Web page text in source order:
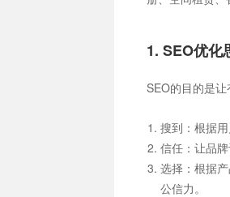
1. SEO优化
SEO的目的是
搜到：根据
信任：让品
选择：根据
公信力。